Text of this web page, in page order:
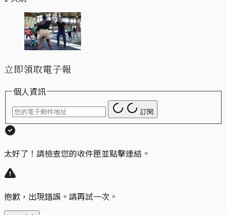
立即領取電子報
個人資訊
訂閱
太好了！請檢查您的收件匣並點擊連結。
抱歉，出現錯誤。請再試一次。